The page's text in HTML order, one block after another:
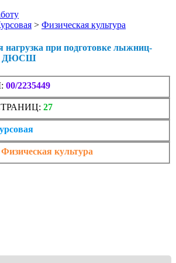
> Физическая культура
нагрузка при подготовке лыжниц-
в ДЮСШ
00/2235449
27
Физическая культура